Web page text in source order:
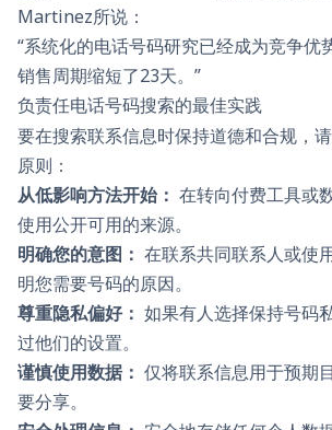
Martinez所说：
“系统化的电话号码研究已经成为竞争优
销售周期缩短了23天。”
负责任电话号码搜索的最佳实践
要在搜索联系信息时保持道德和合规，
原则：
从低影响方法开始： 在转向付费工具或
使用公开可用的来源。
明确您的意图： 在联系共同联系人或使
明您需要号码的原因。
尊重隐私偏好： 如果有人选择保持号码
过他们的设置。
谨慎使用数据： 仅将联系信息用于预期
要分享。